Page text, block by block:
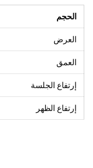
الحجم
العرض
العمق
إرتفاع الجلسة
إرتفاع الظهر